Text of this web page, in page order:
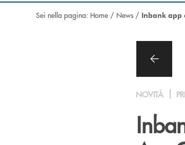
Sei nella pagina: Home / News / Inbank app
NOVITÀ